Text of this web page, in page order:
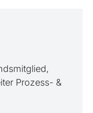
Prozess- &